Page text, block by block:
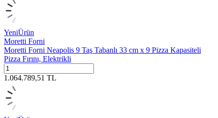
YeniÜrün
Moretti Forni
Moretti Forni Neapolis 9 Taş Tabanlı 33 cm x 9 Pizza Kapasiteli
Pizza Fırını, Elektrikli
1.064.789,51 TL